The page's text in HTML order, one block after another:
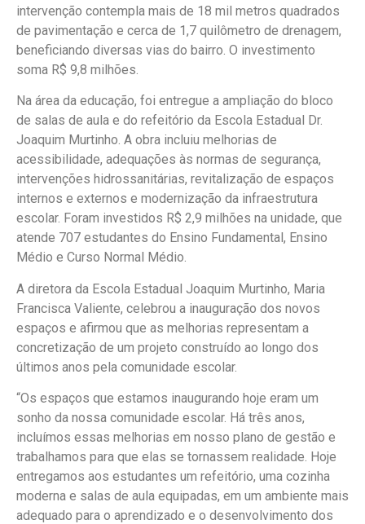
intervenção contempla mais de 18 mil metros quadrados
de pavimentação e cerca de 1,7 quilômetro de drenagem,
beneficiando diversas vias do bairro. O investimento
soma R$ 9,8 milhões.
Na área da educação, foi entregue a ampliação do bloco
de salas de aula e do refeitório da Escola Estadual Dr.
Joaquim Murtinho. A obra incluiu melhorias de
acessibilidade, adequações às normas de segurança,
intervenções hidrossanitárias, revitalização de espaços
internos e externos e modernização da infraestrutura
escolar. Foram investidos R$ 2,9 milhões na unidade, que
atende 707 estudantes do Ensino Fundamental, Ensino
Médio e Curso Normal Médio.
A diretora da Escola Estadual Joaquim Murtinho, Maria
Francisca Valiente, celebrou a inauguração dos novos
espaços e afirmou que as melhorias representam a
concretização de um projeto construído ao longo dos
últimos anos pela comunidade escolar.
“Os espaços que estamos inaugurando hoje eram um
sonho da nossa comunidade escolar. Há três anos,
incluímos essas melhorias em nosso plano de gestão e
trabalhamos para que elas se tornassem realidade. Hoje
entregamos aos estudantes um refeitório, uma cozinha
moderna e salas de aula equipadas, em um ambiente mais
adequado para o aprendizado e o desenvolvimento dos